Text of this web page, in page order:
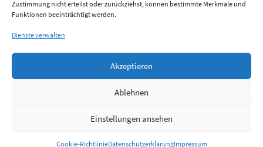
Zustimmung nicht erteilst oder zurückziehst, können bestimmte Merkmale und
Funktionen beeinträchtigt werden.
Dienste verwalten
Akzeptieren
Ablehnen
Einstellungen ansehen
Cookie-RichtlinieDatenschutzerklärungImpressum
Anmelden